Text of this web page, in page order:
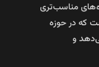
مناسب‌تری
که در حوزه
و